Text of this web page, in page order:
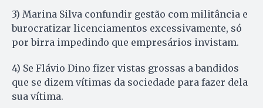
3) Marina Silva confundir gestão com militância e
burocratizar licenciamentos excessivamente, só
por birra impedindo que empresários invistam.
4) Se Flávio Dino fizer vistas grossas a bandidos
que se dizem vítimas da sociedade para fazer dela
sua vítima.